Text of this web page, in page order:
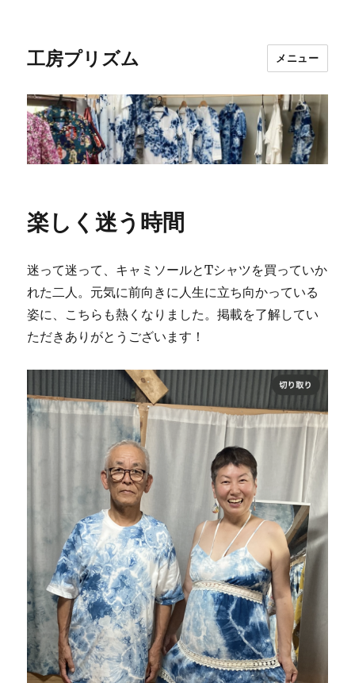
工房プリズム メニュー
楽しく迷う時間
迷って迷って、キャミソールとTシャツを買っていか
れた二人。元気に前向きに人生に立ち向かっている
姿に、こちらも熱くなりました。掲載を了解してい
ただきありがとうございます！